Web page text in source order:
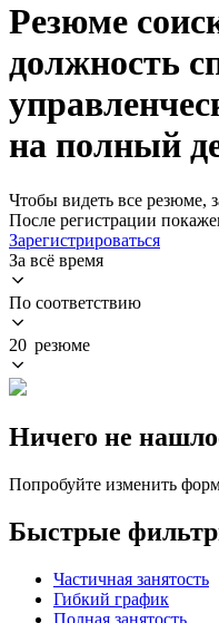
Резюме
должность
на полный
Чтобы видеть все резюме,
После регистрации
Зарегистрироваться
За всё время
По соответствию
20 резюме
Ничего не
Попробуйте изменить
Быстрые
Частичная занятость
Гибкий график
Полная занятость